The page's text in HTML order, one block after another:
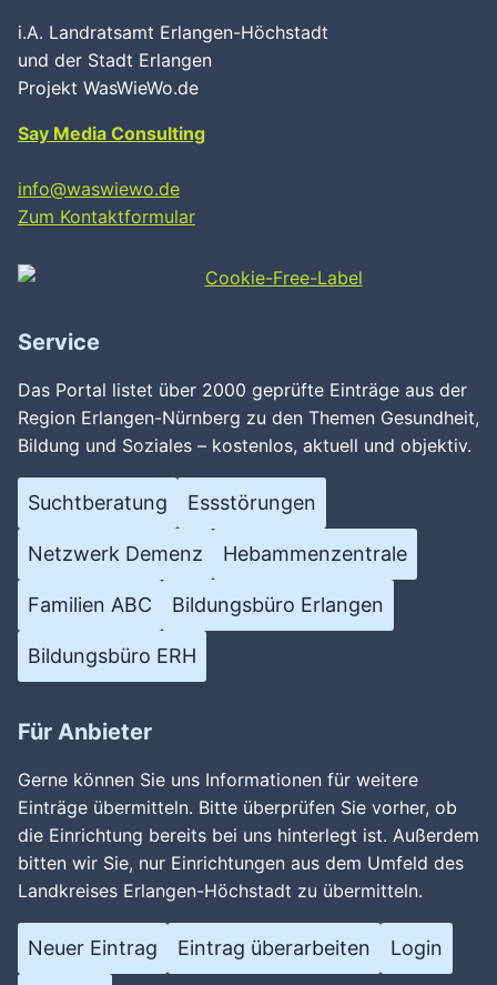
Wird geladen …
i.A. Landratsamt Erlangen-Höchstadt
und der Stadt Erlangen
Projekt WasWieWo.de
Say Media Consulting
info@waswiewo.de
Zum Kontaktformular
Service
Das Portal listet über 2000 geprüfte Einträge aus der
Region Erlangen-Nürnberg zu den Themen Gesundheit,
Bildung und Soziales – kostenlos, aktuell und objektiv.
Suchtberatung Essstörungen
Netzwerk Demenz Hebammenzentrale
Familien ABC Bildungsbüro Erlangen
Bildungsbüro ERH
Für Anbieter
Gerne können Sie uns Informationen für weitere
Einträge übermitteln. Bitte überprüfen Sie vorher, ob
die Einrichtung bereits bei uns hinterlegt ist. Außerdem
bitten wir Sie, nur Einrichtungen aus dem Umfeld des
Landkreises Erlangen-Höchstadt zu übermitteln.
Neuer Eintrag Eintrag überarbeiten Login